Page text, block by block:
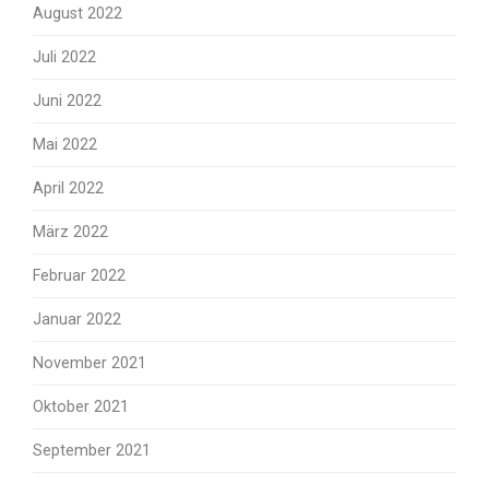
August 2022
Juli 2022
Juni 2022
Mai 2022
April 2022
März 2022
Februar 2022
Januar 2022
November 2021
Oktober 2021
September 2021